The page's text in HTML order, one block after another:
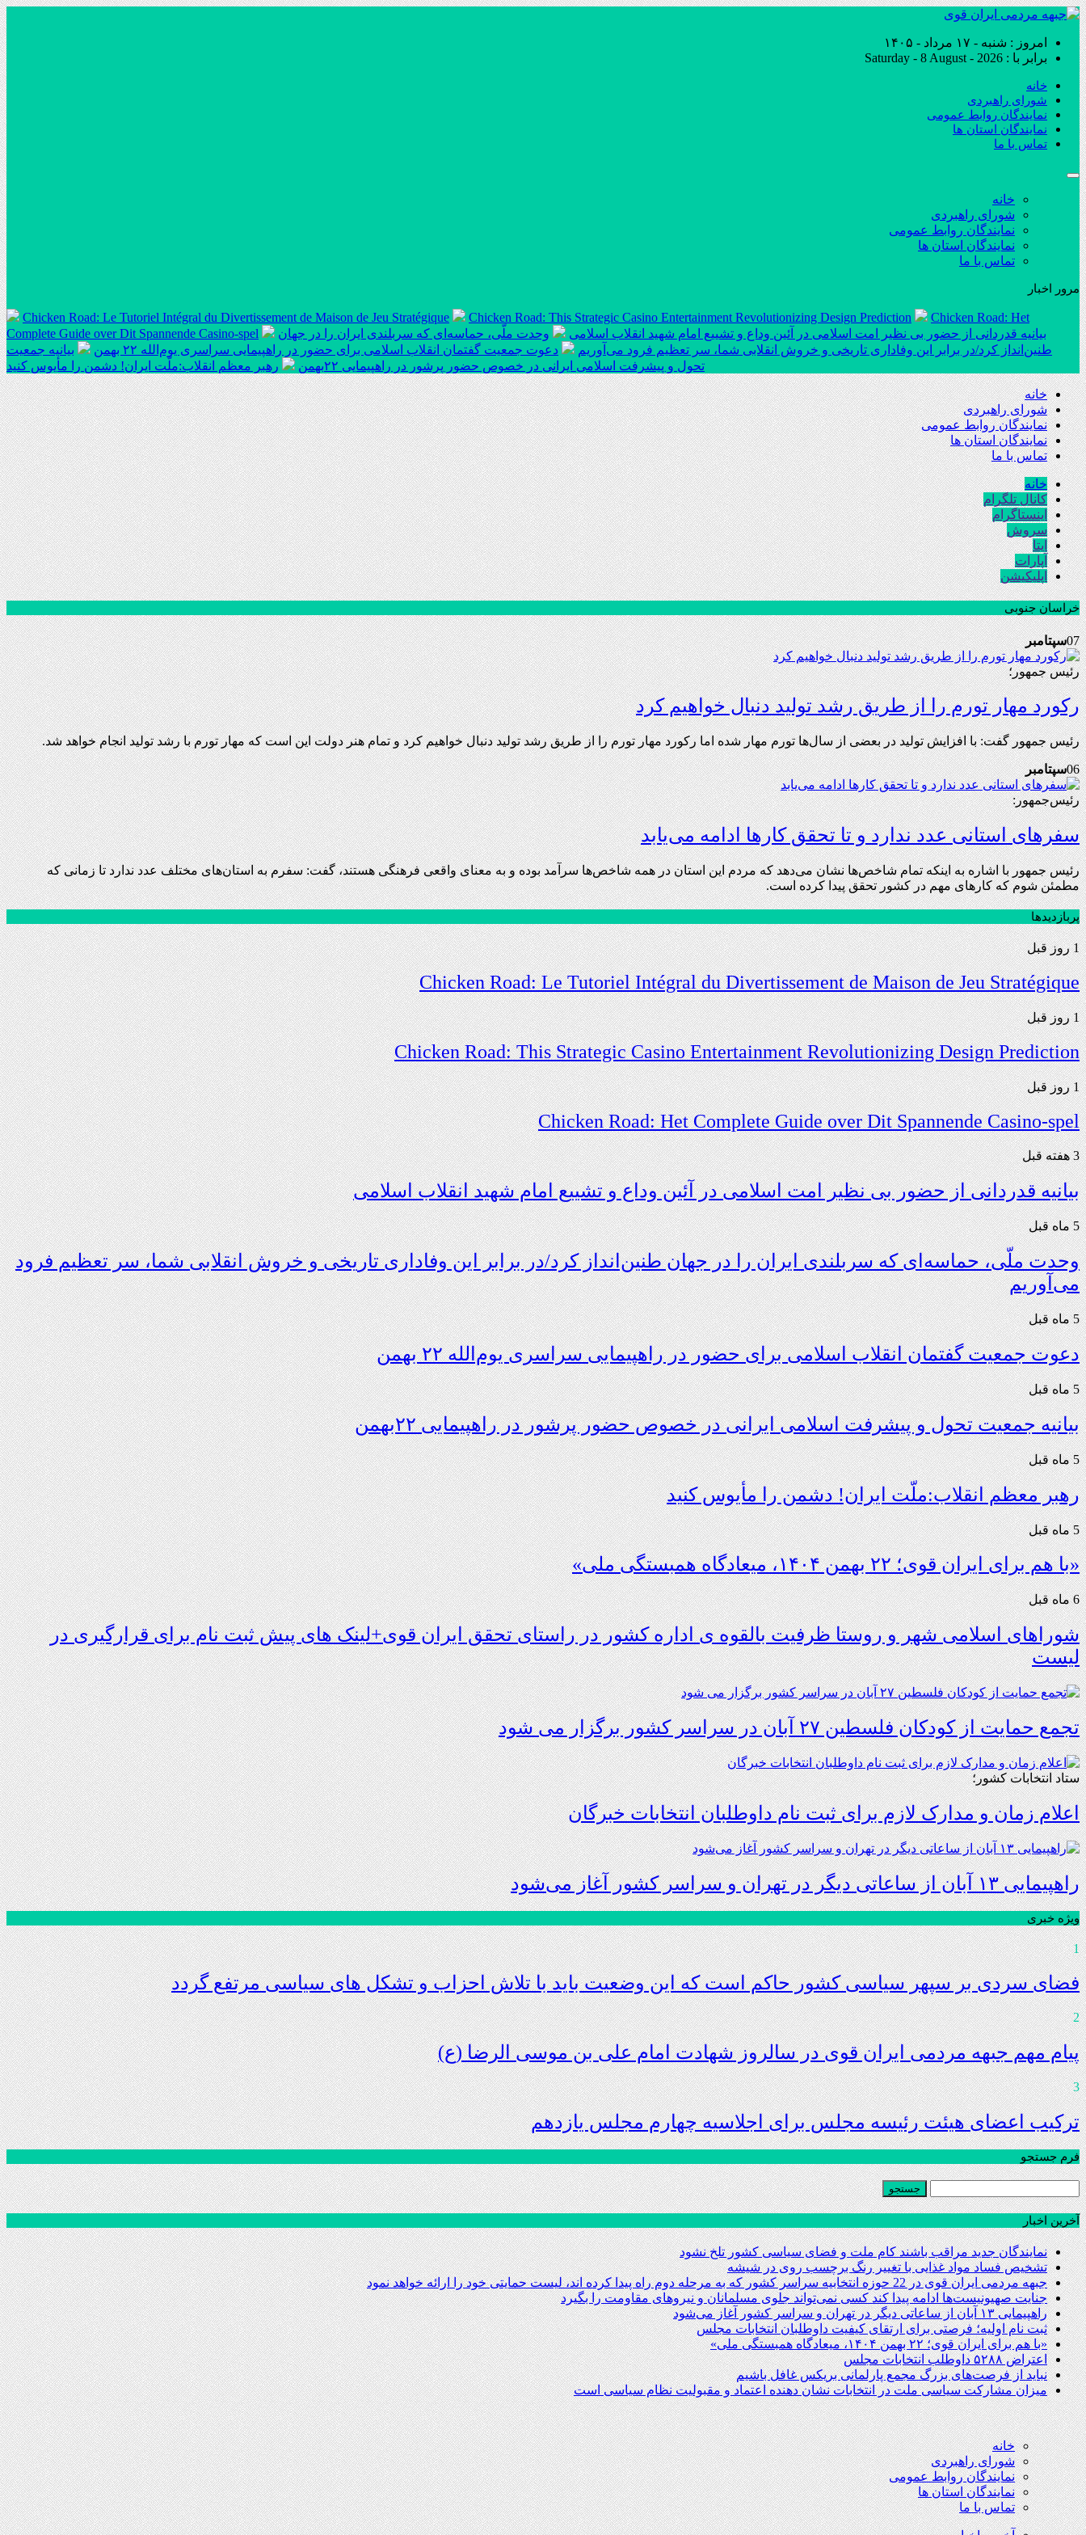
امروز : شنبه - ۱۷ مرداد - ۱۴۰۵
برابر با : Saturday - 8 August - 2026
خانه
شورای راهبردی
نمایندگان روابط عمومی
نمایندگان استان ها
تماس با ما
خانه
شورای راهبردی
نمایندگان روابط عمومی
نمایندگان استان ها
تماس با ما
مرور اخبار
Chicken Road: Le Tutoriel Intégral du Divertissement de Maison de Jeu Stratégique Chicken Road: This Strategic Casino Entertainment Revolutionizing Design Prediction
Chicken Road: Het
Complete Guide over Dit Spannende Casino-spel
بیانیه قدردانی از حضور بی نظیر امت اسلامی در آئین وداع و تشییع امام شهید انقلاب اسلامی
وحدت ملّی، حماسه‌ای که سربلندی ایران را در جهان
طنین‌انداز کرد/در برابر این وفاداری تاریخی و خروش انقلابی شما، سر تعظیم فرود می‌آوریم
دعوت‌ جمعیت گفتمان انقلاب اسلامی برای حضور در راهپیمایی سراسری یوم‌الله ۲۲ بهمن
بیانیه جمعیت
تحول و پیشرفت اسلامی ایرانی در خصوص حضور پرشور در راهپیمایی ۲۲بهمن
رهبر معظم انقلاب:ملّت ایران! دشمن را مأیوس کنید
خانه
شورای راهبردی
نمایندگان روابط عمومی
نمایندگان استان ها
تماس با ما
خانه
کانال تلگرام
اینستاگرام
سروش
ایتا
آپارات
اپلیکیشن
خراسان جنوبی
07سپتامبر
رئیس جمهور؛
رکورد مهار تورم را از طریق رشد تولید دنبال خواهیم کرد
رئیس جمهور گفت: با افزایش تولید در بعضی از سال‌ها تورم مهار شده اما رکورد مهار تورم را از طریق رشد تولید دنبال خواهیم کرد و تمام هنر دولت این است که مهار تورم با رشد تولید انجام خواهد شد.
06سپتامبر
رئیس‌جمهور:
سفرهای استانی عدد ندارد و تا تحقق کارها ادامه می‌یابد
رئیس جمهور با اشاره به اینکه تمام شاخص‌ها نشان می‌دهد که مردم این استان در همه شاخص‌ها سرآمد بوده و به معنای واقعی فرهنگی هستند‌، گفت: سفرم به استان‌های مختلف عدد ندارد تا زمانی که
مطمئن شوم که کارهای مهم در کشور تحقق پیدا کرده است.
پربازدیدها
1 روز قبل
Chicken Road: Le Tutoriel Intégral du Divertissement de Maison de Jeu Stratégique
1 روز قبل
Chicken Road: This Strategic Casino Entertainment Revolutionizing Design Prediction
1 روز قبل
Chicken Road: Het Complete Guide over Dit Spannende Casino-spel
3 هفته قبل
بیانیه قدردانی از حضور بی نظیر امت اسلامی در آئین وداع و تشییع امام شهید انقلاب اسلامی
5 ماه قبل
وحدت ملّی، حماسه‌ای که سربلندی ایران را در جهان طنین‌انداز کرد/در برابر این وفاداری تاریخی و خروش انقلابی شما، سر تعظیم فرود
می‌آوریم
5 ماه قبل
دعوت‌ جمعیت گفتمان انقلاب اسلامی برای حضور در راهپیمایی سراسری یوم‌الله ۲۲ بهمن
5 ماه قبل
بیانیه جمعیت تحول و پیشرفت اسلامی ایرانی در خصوص حضور پرشور در راهپیمایی ۲۲بهمن
5 ماه قبل
رهبر معظم انقلاب:ملّت ایران! دشمن را مأیوس کنید
5 ماه قبل
«با هم برای ایران قوی؛ ۲۲ بهمن ۱۴۰۴، میعادگاه همبستگی ملی»
6 ماه قبل
شوراهای اسلامی شهر و روستا ظرفیت بالقوه ی اداره کشور در راستای تحقق ایران قوی+لینک های پیش ثبت نام برای قرارگیری در
لیست
تجمع حمایت از کودکان فلسطین ۲۷ آبان در سراسر کشور برگزار می شود
ستاد انتخابات کشور؛
اعلام زمان و مدارک لازم برای ثبت نام داوطلبان انتخابات خبرگان
راهپیمایی ۱۳ آبان‌ از ساعاتی دیگر در تهران و سراسر کشور آغاز می‌شود
ویژه خبری
1
فضای سردی بر سپهر سیاسی کشور حاکم است که این وضعیت باید با تلاش احزاب و تشکل های سیاسی مرتفع گردد
2
پیام مهم جبهه مردمی ایران قوی در سالروز شهادت امام علی بن موسی الرضا (ع)
3
ترکیب اعضای هیئت رئیسه مجلس برای اجلاسیه چهارم مجلس یازدهم
فرم جستجو
آخرین اخبار
نمایندگان جدید مراقب باشند کام ملت و فضای سیاسی کشور تلخ نشود
تشخیص فساد مواد غذایی با تغییر رنگ برچسب روی در شیشه
جبهه مردمی ایران قوی در 22 حوزه انتخابیه سراسر کشور که به مرحله دوم راه پیدا کرده اند، لیست حمایتی خود را ارائه خواهد نمود
جنایت صهیونیست‌ها ادامه پیدا کند کسی نمی‌‎تواند جلوی مسلمانان و نیروهای مقاومت را بگیرد
راهپیمایی ۱۳ آبان‌ از ساعاتی دیگر در تهران و سراسر کشور آغاز می‌شود
ثبت نام اولیه؛ فرصتی برای ارتقای کیفیت داوطلبان انتخابات مجلس
«با هم برای ایران قوی؛ ۲۲ بهمن ۱۴۰۴، میعادگاه همبستگی ملی»
اعتراض ۵۲۸۸ داوطلب انتخابات مجلس
نباید از فرصت‌های بزرگ مجمع پارلمانی بریکس غافل باشیم
میزان مشارکت سیاسی ملت در انتخابات نشان دهنده اعتماد و مقبولیت نظام سیاسی است
خانه
شورای راهبردی
نمایندگان روابط عمومی
نمایندگان استان ها
تماس با ما